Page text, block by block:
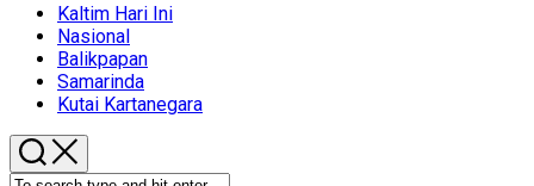
Current
Page
Parent
Kaltim Hari Ini
Nasional
Balikpapan
Current
Page
Samarinda
Kutai Kartanegara